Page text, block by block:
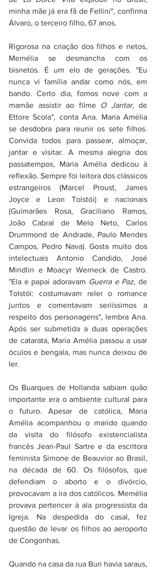
minha mãe já era fã de Fellini", confirma
Álvaro, o terceiro filho, 67 anos.
Rigorosa na criação dos filhos e netos,
Memélia se desmancha com os
bisnetos. É um elo de gerações. "Eu
nunca vi família andar como nós, em
bando. Certo dia, fomos nove com a
mamãe assistir ao filme
O Jantar, de
Ettore Scola", conta Ana. Maria Amélia
se desdobra para reunir os sete filhos.
Convida todos para passear, almoçar,
jantar e visitar. A mesma alegria dos
passatempos, Maria Amélia dedicou à
reflexão. Sempre foi leitora dos clássicos
estrangeiros (Marcel Proust, James
Joyce e Leon Tolstói) e nacionais
(Guimarães Rosa, Graciliano Ramos,
João Cabral de Melo Neto, Carlos
Drummond de Andrade, Paulo Mendes
Campos, Pedro Nava). Gosta muito dos
intelectuais Antonio Candido, José
Mindlin e Moacyr Werneck de Castro.
"Ela e papai adoravam Guerra e Paz, de
Tolstói: costumavam reler o romance
juntos e comentavam seriíssimos a
respeito dos personagens", lembra Ana.
Após ser submetida a duas operações
de catarata, Maria Amélia passou a usar
óculos e bengala, mas nunca deixou de
ler.
Os Buarques de Hollanda sabiam quão
importante era o ambiente cultural para
o futuro. Apesar de católica, Maria
Amélia acompanhou o marido quando
da visita do filósofo existencialista
francês Jean-Paul Sartre e da escritora
feminista Simone de Beauvior ao Brasil,
na década de 60. Os filósofos, que
defendiam o aborto e o divórcio,
provocavam a ira dos católicos. Memélia
provava pertencer à ala progressista da
Igreja. Na despedida do casal, fez
questão de levar os filhos ao aeroporto
de Congonhas.
Quando na casa da rua Buri havia saraus,